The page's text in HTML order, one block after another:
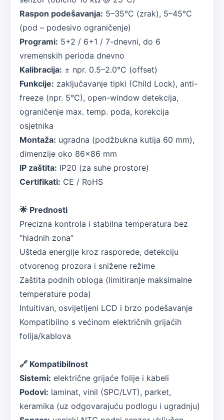
Raspon podešavanja: 5–35°C (zrak), 5–45°C
(pod – podesivo ograničenje)
Programi: 5+2 / 6+1 / 7-dnevni, do 6
vremenskih perioda dnevno
Kalibracija: ± npr. 0.5–2.0°C (offset)
Funkcije: zaključavanje tipki (Child Lock), anti-
freeze (npr. 5°C), open-window detekcija,
ograničenje max. temp. poda, korekcija
osjetnika
Montaža: ugradna (podžbukna kutija 60 mm),
dimenzije oko 86×86 mm
IP zaštita: IP20 (za suhe prostore)
Certifikati: CE / RoHS
🌟 Prednosti
Precizna kontrola i stabilna temperatura bez
“hladnih zona”
Ušteda energije kroz rasporede, detekciju
otvorenog prozora i snižene režime
Zaštita podnih obloga (limitiranje maksimalne
temperature poda)
Intuitivan, osvijetljeni LCD i brzo podešavanje
Kompatibilno s većinom električnih grijaćih
folija/kablova
🔗 Kompatibilnost
Sistemi: električne grijaće folije i kabeli
Podovi: laminat, vinil (SPC/LVT), parket,
keramika (uz odgovarajuću podlogu i ugradnju)